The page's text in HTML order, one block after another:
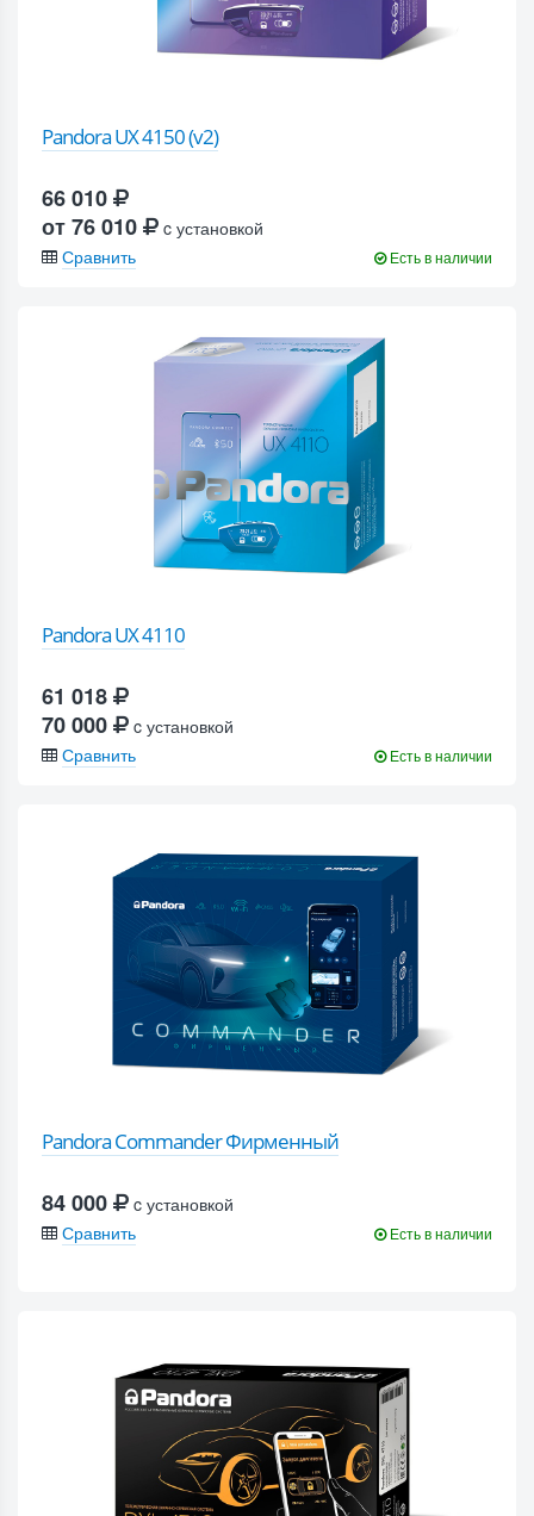
Pandora UX 4150 (v2)
66 010
от 76 010
c установкой
Сравнить
Есть в наличии
Pandora UX 4110
61 018
70 000
c установкой
Сравнить
Есть в наличии
Pandora Commander Фирменный
84 000
c установкой
Сравнить
Есть в наличии